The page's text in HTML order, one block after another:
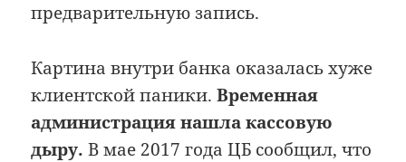
предварительную запись.
Картина внутри банка оказалась хуже
клиентской паники.Временная
администрация нашла кассовую
дыру. В мае 2017 года ЦБ сообщил, что